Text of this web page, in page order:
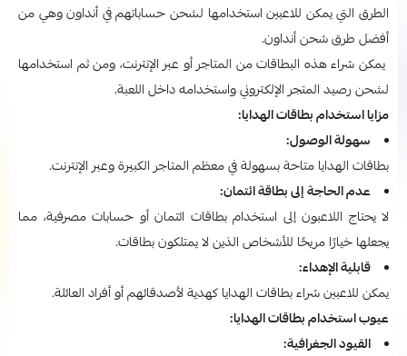
الطرق التي يمكن للاعبين استخدامها لشحن حساباتهم في أنداون وهي من
أفضل طرق شحن أنداون.
يمكن شراء هذه البطاقات من المتاجر أو عبر الإنترنت، ومن ثم استخدامها
لشحن رصيد المتجر الإلكتروني واستخدامه داخل اللعبة.
مزايا استخدام بطاقات الهدايا:
سهولة الوصول:
بطاقات الهدايا متاحة بسهولة في معظم المتاجر الكبيرة وعبر الإنترنت.
عدم الحاجة إلى بطاقة ائتمان:
لا يحتاج اللاعبون إلى استخدام بطاقات ائتمان أو حسابات مصرفية، مما
يجعلها خيارًا مريحًا للأشخاص الذين لا يمتلكون بطاقات.
قابلية الإهداء:
يمكن للاعبين شراء بطاقات الهدايا كهدية لأصدقائهم أو أفراد العائلة.
عيوب استخدام بطاقات الهدايا:
القيود الجغرافية: